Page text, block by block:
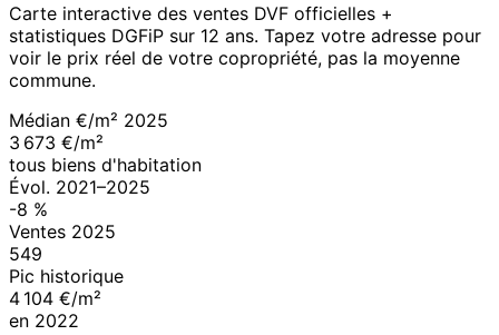
Carte interactive des ventes DVF officielles +
statistiques DGFiP sur 12 ans. Tapez votre adresse pour
voir le prix réel de votre copropriété, pas la moyenne
commune.
Médian €/m² 2025
3 673 €/m²
tous biens d'habitation
Évol. 2021–2025
-8 %
Ventes 2025
549
Pic historique
4 104 €/m²
en 2022